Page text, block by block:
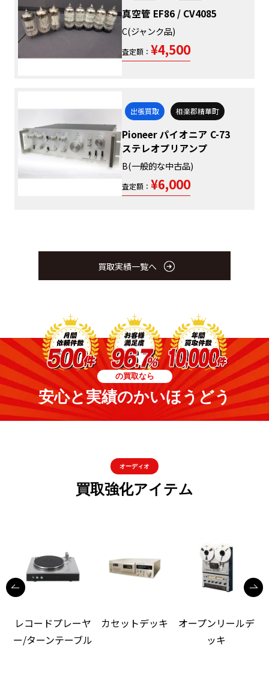
真空管 EF86 / CV4085
C(ジャンク品)
査定額： ¥4,500
出張買取 相楽郡精華町
Pioneer パイオニア C-73
ステレオプリアンプ
B(一般的な中古品)
査定額： ¥6,000
買取実績一覧へ
の買取なら
安心と実績のかいほうどう
オーディオ
買取強化アイテム
レコードプレーヤ
ー/ターンテーブル
カセットデッキ
オープンリールデ
ッキ